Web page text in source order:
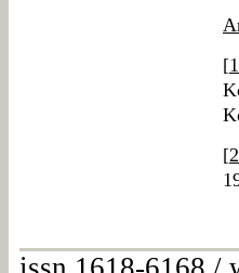
[1
[2